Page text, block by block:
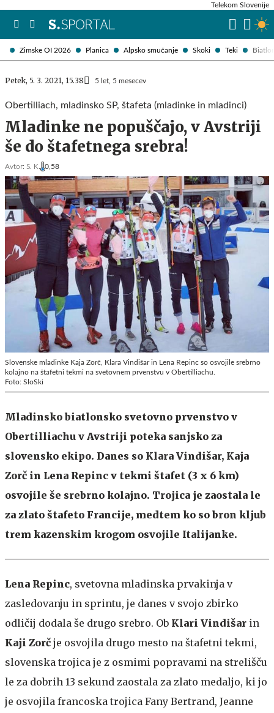
Zimske OI 2026 Planica Alpsko smučanje Skoki Teki
Telekom Slovenije
Petek, 5. 3. 2021, 15.38 5 let, 5 mesecev
Obertilliach, mladinsko SP, štafeta (mladinke in mladinci)
Mladinke ne popuščajo, v Avstriji
še do štafetnega srebra!
Avtor: S. K. 0,58
Slovenske mladinke Kaja Zorč, Klara Vindišar in Lena Repinc so osvojile srebrno
kolajno na štafetni tekmi na svetovnem prvenstvu v Obertilliachu.
Foto: SloSki
Mladinsko biatlonsko svetovno prvenstvo v
Obertilliachu v Avstriji poteka sanjsko za
slovensko ekipo. Danes so Klara Vindišar, Kaja
Zorč in Lena Repinc v tekmi štafet (3 x 6 km)
osvojile še srebrno kolajno. Trojica je zaostala le
za zlato štafeto Francije, medtem ko so bron kljub
trem kazenskim krogom osvojile Italijanke.
Lena Repinc, svetovna mladinska prvakinja v
zasledovanju in sprintu, je danes v svojo zbirko
odličij dodala še drugo srebro. Ob Klari Vindišar in
Kaji Zorč je osvojila drugo mesto na štafetni tekmi,
slovenska trojica je z osmimi popravami na strelišču
le za dobrih 13 sekund zaostala za zlato medaljo, ki jo
je osvojila francoska trojica Fany Bertrand, Jeanne